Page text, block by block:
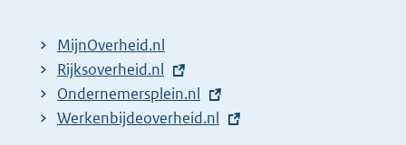
l
i
n
k
MijnOverheid.nl
E
x
t
Rijksoverheid.nl
E
x
Ondernemersplein.nl
E
Werkenbijdeoverheid.nl